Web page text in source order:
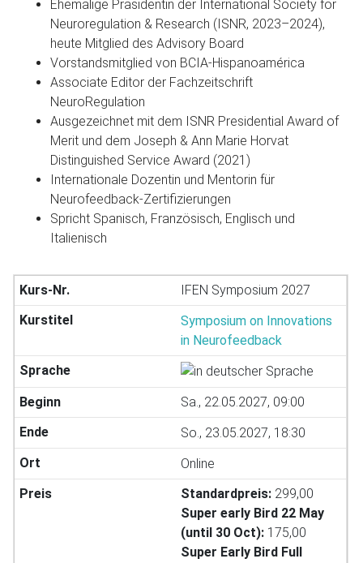
Ehemalige Präsidentin der International Society for
Neuroregulation & Research (ISNR, 2023–2024),
heute Mitglied des Advisory Board
Vorstandsmitglied von BCIA-Hispanoamérica
Associate Editor der Fachzeitschrift
NeuroRegulation
Ausgezeichnet mit dem ISNR Presidential Award of
Merit und dem Joseph & Ann Marie Horvat
Distinguished Service Award (2021)
Internationale Dozentin und Mentorin für
Neurofeedback-Zertifizierungen
Spricht Spanisch, Französisch, Englisch und
Italienisch
IFEN Symposium 2027
Symposium on Innovations
in Neurofeedback
Sa., 22.05.2027, 09:00
So., 23.05.2027, 18:30
Online
Standardpreis: 299,00
Super early Bird 22 May
(until 30 Oct): 175,00
Super Early Bird Full